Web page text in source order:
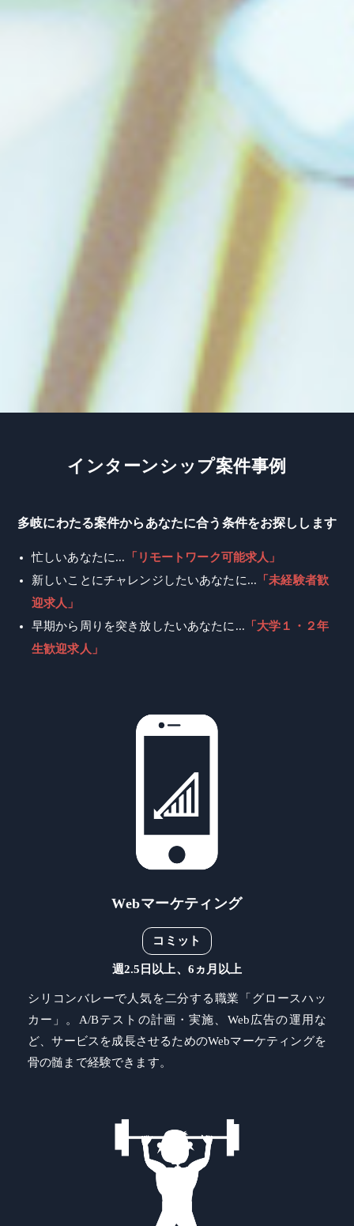
イ ンタ ーン シ ッ プ案件事例
多岐にわたる案件からあなたに合う条件をお探しします
忙しいあなたに... 「リモートワーク可能求人」
新しいことにチャレンジしたいあなたに... 「未経験者歓
迎求人」
早期から周りを突き放したいあなたに... 「大学１・２年
生歓迎求人」
Webマーケティング
コミット
週2.5日以上、6ヵ月以上
シリコンバレーで人気を二分する職業「グロースハッ
カー」。A/Bテストの計画・実施、Web広告の運用な
ど、サービスを成長させるためのWebマーケティングを
骨の髄まで経験できます。